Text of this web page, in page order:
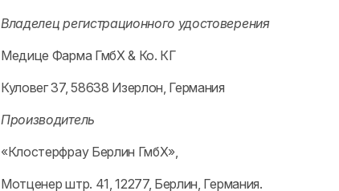
Владелец регистрационного удостоверения
Медице Фарма ГмбХ & Ко. КГ
Куловег 37, 58638 Изерлон, Германия
Производитель
«Клостерфрау Берлин ГмбХ»,
Мотценер штр. 41, 12277, Берлин, Германия.